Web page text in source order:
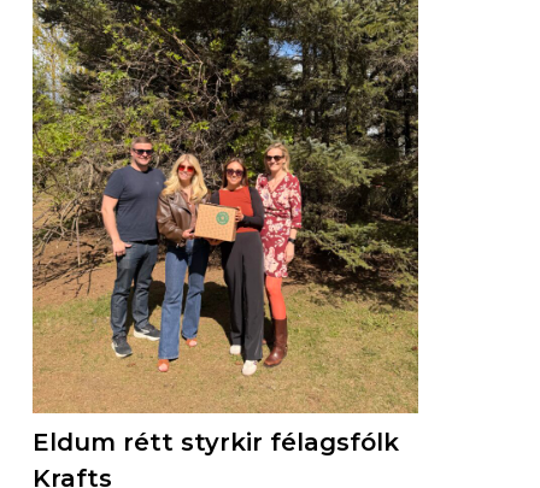
Eldum rétt styrkir félagsfólk
Krafts